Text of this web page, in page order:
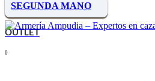
SEGUNDA MANO
OUTLET
0